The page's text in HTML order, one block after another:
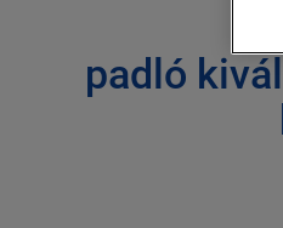
padló